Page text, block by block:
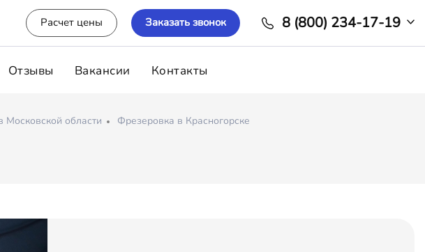
Расчет цены Заказать звонок 8 (800) 234-17-19
Отзывы Вакансии Контакты
Московской области Фрезеровка в Красногорске